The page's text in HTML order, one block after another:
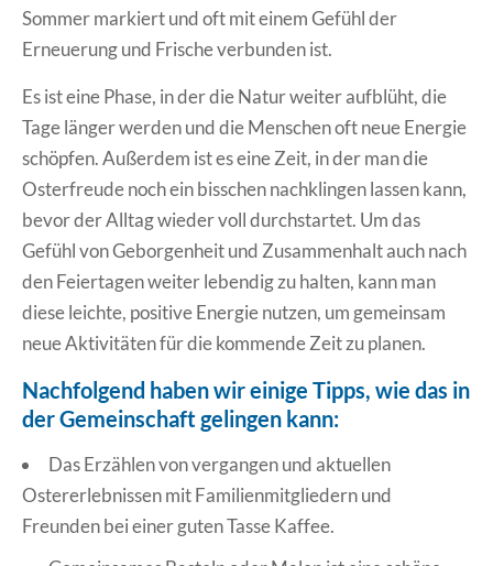
Sommer markiert und oft mit einem Gefühl der
Erneuerung und Frische verbunden ist.
Es ist eine Phase, in der die Natur weiter aufblüht, die
Tage länger werden und die Menschen oft neue Energie
schöpfen. Außerdem ist es eine Zeit, in der man die
Osterfreude noch ein bisschen nachklingen lassen kann,
bevor der Alltag wieder voll durchstartet. Um das
Gefühl von Geborgenheit und Zusammenhalt auch nach
den Feiertagen weiter lebendig zu halten, kann man
diese leichte, positive Energie nutzen, um gemeinsam
neue Aktivitäten für die kommende Zeit zu planen.
Nachfolgend haben wir einige Tipps, wie das in
der Gemeinschaft gelingen kann:
Das Erzählen von vergangen und aktuellen
Ostererlebnissen mit Familienmitgliedern und
Freunden bei einer guten Tasse Kaffee.